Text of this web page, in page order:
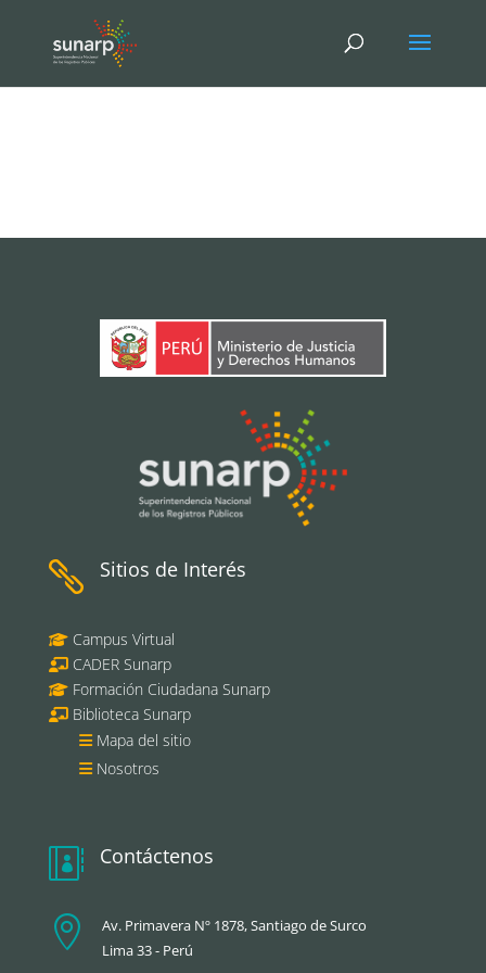
 Sitios de Interés
Campus Virtual
CADER Sunarp
Formación Ciudadana Sunarp
Biblioteca Sunarp
Mapa del sitio
Nosotros
 Contáctenos

Av. Primavera Nº 1878, Santiago de Surco
Lima 33 - Perú